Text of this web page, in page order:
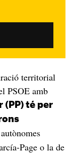
territorial
PSOE amb
(PP) té per
Page o la de